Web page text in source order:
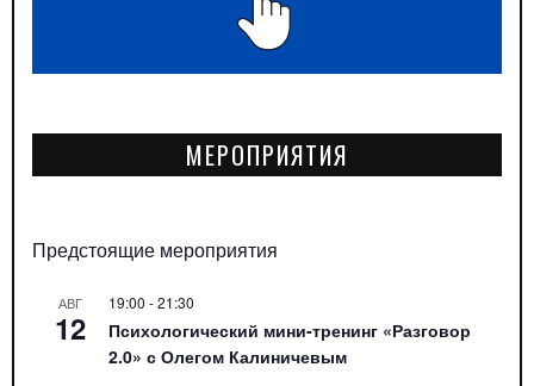
МЕРОПРИЯТИЯ
Предстоящие мероприятия
АВГ
12
19:00 -21:30
Психологический мини-тренинг «Разговор
2.0» с Олегом Калиничевым